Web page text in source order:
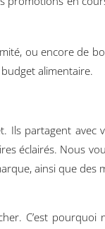
ou encore de
alimentaire.
Ils partagent avec
éclairés. Nous
ainsi que des
C’est pourquoi